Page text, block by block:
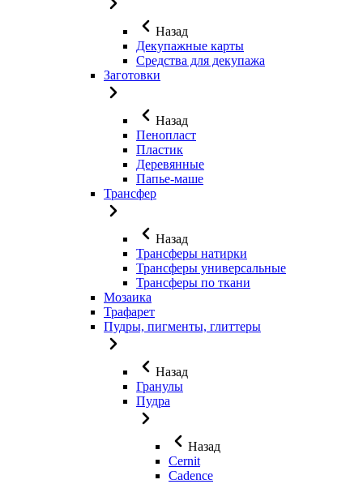
Назад
Декупажные карты
Средства для декупажа
Заготовки
Назад
Пенопласт
Пластик
Деревянные
Папье-маше
Трансфер
Назад
Трансферы натирки
Трансферы универсальные
Трансферы по ткани
Мозаика
Трафарет
Пудры, пигменты, глиттеры
Назад
Гранулы
Пудра
Назад
Cernit
Cadence